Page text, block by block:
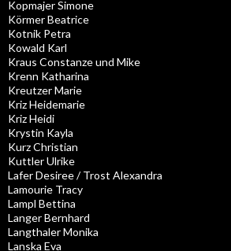
Kopmajer Simone
Körmer Beatrice
Kotnik Petra
Kowald Karl
Kraus Constanze und Mike
Krenn Katharina
Kreutzer Marie
Kriz Heidemarie
Kriz Heidi
Krystin Kayla
Kurz Christian
Kuttler Ulrike
Lafer Desiree / Trost Alexandra
Lamourie Tracy
Lampl Bettina
Langer Bernhard
Langthaler Monika
Lanska Eva